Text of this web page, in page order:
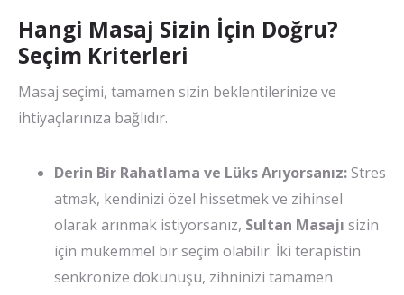
Hangi Masaj Sizin İçin Doğru?
Seçim Kriterleri
Masaj seçimi, tamamen sizin beklentilerinize ve
ihtiyaçlarınıza bağlıdır.
Derin Bir Rahatlama ve Lüks Arıyorsanız:Stres
atmak, kendinizi özel hissetmek ve zihinsel
olarak arınmak istiyorsanız, Sultan Masajı sizin
için mükemmel bir seçim olabilir. İki terapistin
senkronize dokunuşu, zihninizi tamamen